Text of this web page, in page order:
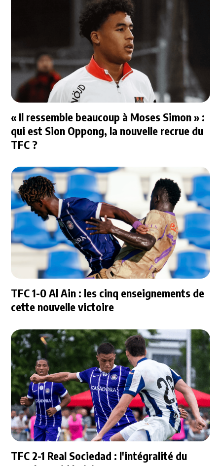
« Il ressemble beaucoup à Moses Simon » :
qui est Sion Oppong, la nouvelle recrue du
TFC ?
TFC 1-0 Al Ain : les cinq enseignements de
cette nouvelle victoire
TFC 2-1 Real Sociedad : l'intégralité du